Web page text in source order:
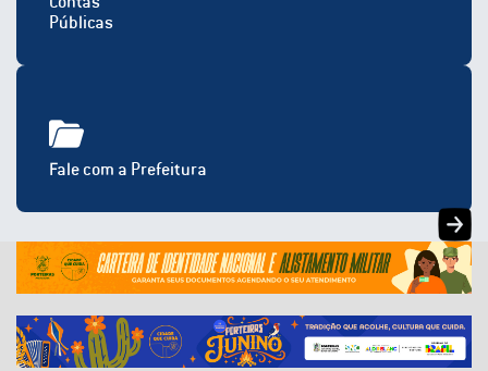
Públicas
Fale com a Prefeitura